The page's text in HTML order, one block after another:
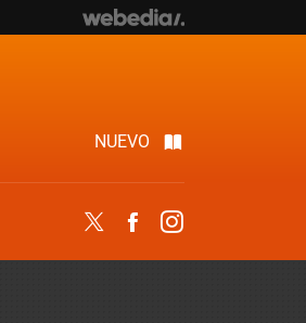
NUEVO
Twitter Facebook